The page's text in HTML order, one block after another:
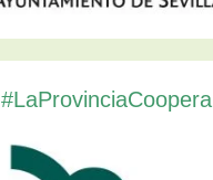
#LaProvinciaCoopera